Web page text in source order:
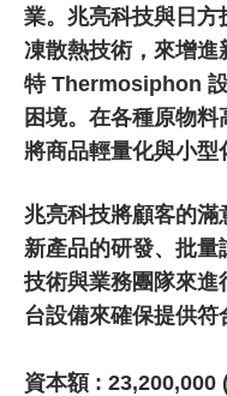
業。兆亮科技與日
凍散熱技術，來增
特 Thermosiphon
困境。在各種原物
將商品輕量化與小型
兆亮科技將顧客的滿
新產品的研發、批
技術與業務團隊來
台設備來確保提供符
資本額 : 23,200,000